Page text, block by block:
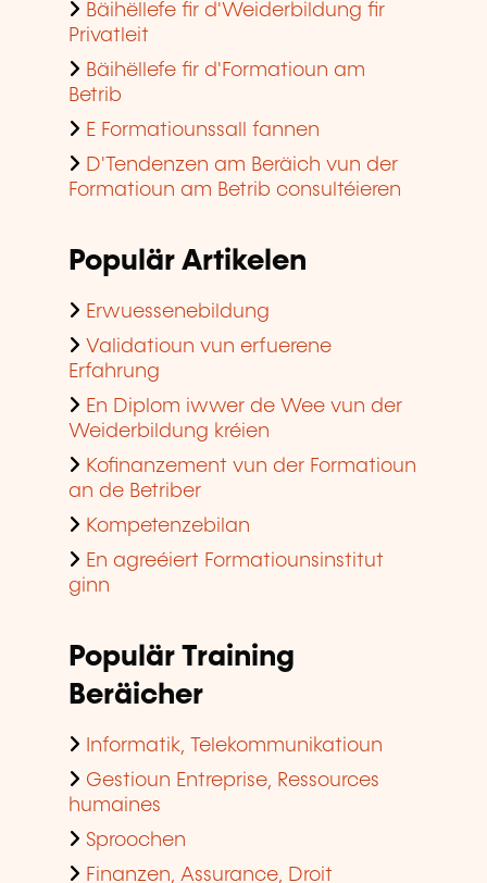
Bäihëllefe fir d'Weiderbildung fir
Privatleit
Bäihëllefe fir d'Formatioun am
Betrib
E Formatiounssall fannen
D'Tendenzen am Beräich vun der
Formatioun am Betrib consultéieren
Populär Artikelen
Erwuessenebildung
Validatioun vun erfuerene
Erfahrung
En Diplom iwwer de Wee vun der
Weiderbildung kréien
Kofinanzement vun der Formatioun
an de Betriber
Kompetenzebilan
En agreéiert Formatiounsinstitut
ginn
Populär Training
Beräicher
Informatik, Telekommunikatioun
Gestioun Entreprise, Ressources
humaines
Sproochen
Finanzen, Assurance, Droit